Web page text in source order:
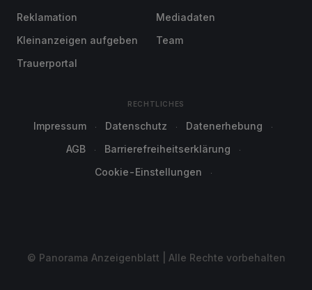
Reklamation
Kleinanzeigen aufgeben
Trauerportal
Mediadaten
Team
RECHTLICHES
Impressum Datenschutz
Datenerhebung
AGB
Barrierefreiheitserklärung
Cookie-Einstellungen
© Panorama Anzeigenblatt | Alle Rechte vorbehalten